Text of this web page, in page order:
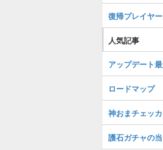
復帰プレイヤ
人気記事
アップデート
ロードマップ
神おまチェッ
護石ガチャの